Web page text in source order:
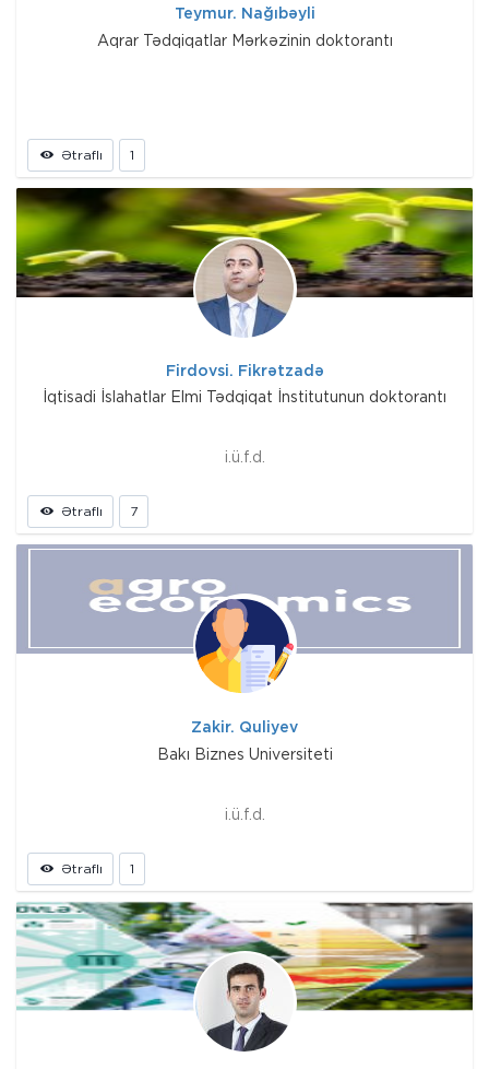
Teymur. Nağıbəyli
Aqrar Tədqiqatlar Mərkəzinin doktorantı
Ətraflı 1
Firdovsi. Fikrətzadə
İqtisadi İslahatlar Elmi Tədqiqat İnstitutunun doktorantı
i.ü.f.d.
Ətraflı 7
Zakir. Quliyev
Bakı Biznes Universiteti
i.ü.f.d.
Ətraflı 1